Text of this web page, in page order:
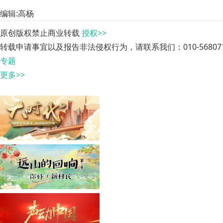
编辑:高杨
原创版权禁止商业转载 授权>>
转载申请事宜以及报告非法侵权行为，请联系我们：010-
专题
更多>>